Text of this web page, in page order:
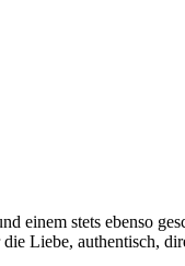
einem stets ebenso
Liebe, authentisch,